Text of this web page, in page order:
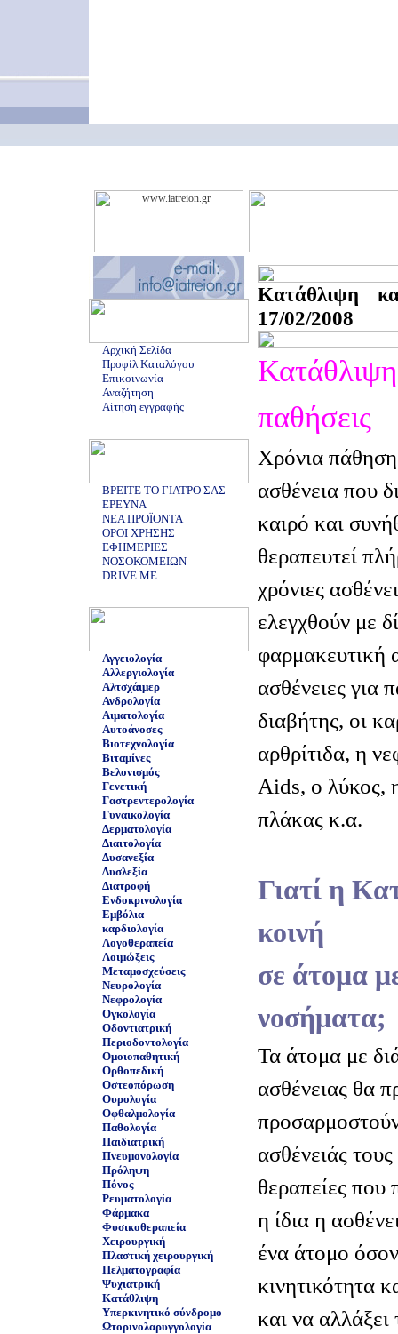
Αρχική Σελίδα
Προφίλ Καταλόγου
Επικοινωνία
Αναζήτηση
Αίτηση εγγραφής
ΒΡΕΙΤΕ ΤΟ ΓΙΑΤΡΟ ΣΑΣ
ΕΡΕΥΝΑ
ΝΕΑ ΠΡΟΪΟΝΤΑ
ΟΡΟΙ ΧΡΗΣΗΣ
ΕΦΗΜΕΡΙΕΣ
ΝΟΣΟΚΟΜΕΙΩΝ
DRIVE ME
Αγγειολογία
Αλλεργιολογία
Αλτσχάιμερ
Ανδρολογία
Αιματολογία
Αυτοάνοσες
Βιοτεχνολογία
Βιταμίνες
Βελονισμός
Γενετική
Γαστρεντερολογία
Γυναικολογία
Δερματολογία
Διαιτολογία
Δυσανεξία
Δυσλεξία
Διατροφή
Ενδοκρινολογία
Εμβόλια
καρδιολογία
Λογοθεραπεία
Λοιμώξεις
Μεταμοσχεύσεις
Νευρολογία
Νεφρολογία
Ογκολογία
Οδοντιατρική
Περιοδοντολογία
Ομοιοπαθητική
Ορθοπεδική
Οστεοπόρωση
Ουρολογία
Οφθαλμολογία
Παθολογία
Παιδιατρική
Πνευμονολογία
Πρόληψη
Πόνος
Ρευματολογία
Φάρμακα
Φυσικοθεραπεία
Χειρουργική
Πλαστική χειρουργική
Πελματογραφία
Ψυχιατρική
Κατάθλιψη
Υπερκινητικό σύνδρομο
Ωτορινολαρυγγολογία
Κατάθλιψη
17/02/2008
Κατάθλιψη
παθήσεις
Χρόνια πάθηση
ασθένεια που
καιρό και
θεραπευτεί
χρόνιες
ελεγχθούν με
φαρμακευτική
ασθένειες για
διαβήτης, οι
αρθρίτιδα, η
Aids, ο λύκος,
πλάκας κ.α.
Γιατί η
κοινή
σε άτομα
νοσήματα;
Τα άτομα με
ασθένειας θα
προσαρμοστούν
ασθένειάς
θεραπείες που
η ίδια η
ένα άτομο
κινητικότητα
και να